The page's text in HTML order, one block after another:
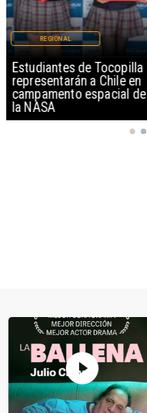
Estudiantes de Tocopilla
representarán a Chile en
campamento espacial de
la NASA
REGIONAL